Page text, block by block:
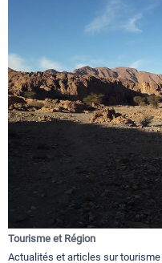
Tourisme et Région
Actualités et articles sur